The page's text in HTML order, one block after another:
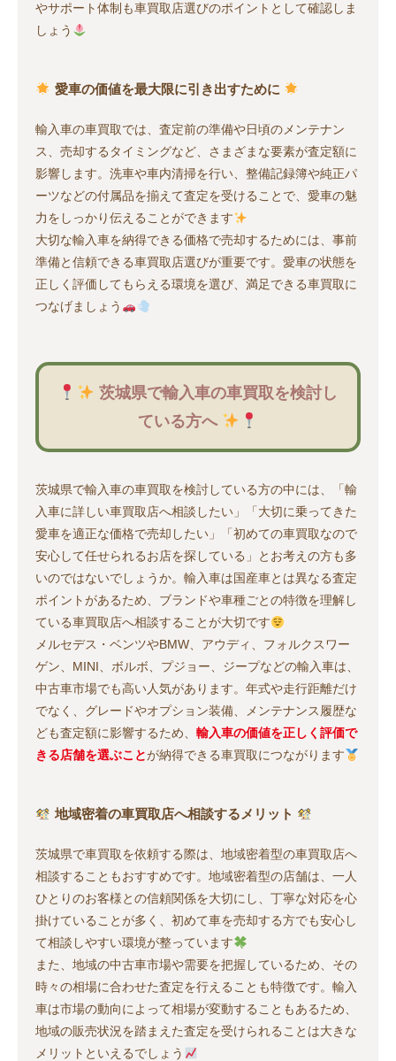
やサポート体制も車買取店選びのポイントとして確認しま
しょう
愛車の価値を最大限に引き出すために
輸入車の車買取では、査定前の準備や日頃のメンテナン
ス、売却するタイミングなど、さまざまな要素が査定額に
影響します。洗車や車内清掃を行い、整備記録簿や純正パ
ーツなどの付属品を揃えて査定を受けることで、愛車の魅
力をしっかり伝えることができます
大切な輸入車を納得できる価格で売却するためには、事前
準備と信頼できる車買取店選びが重要です。愛車の状態を
正しく評価してもらえる環境を選び、満足できる車買取に
つなげましょう
茨城県で輸入車の車買取を検討し
ている方へ
茨城県で輸入車の車買取を検討している方の中には、「輸
入車に詳しい車買取店へ相談したい」「大切に乗ってきた
愛車を適正な価格で売却したい」「初めての車買取なので
安心して任せられるお店を探している」とお考えの方も多
いのではないでしょうか。輸入車は国産車とは異なる査定
ポイントがあるため、ブランドや車種ごとの特徴を理解し
ている車買取店へ相談することが大切です
メルセデス・ベンツやBMW、アウディ、フォルクスワー
ゲン、MINI、ボルボ、プジョー、ジープなどの輸入車は、
中古車市場でも高い人気があります。年式や走行距離だけ
でなく、グレードやオプション装備、メンテナンス履歴な
ども査定額に影響するため、 輸入車の価値を正しく評価で
きる店舗を選ぶことが納得できる車買取につながります
地域密着の車買取店へ相談するメリット
茨城県で車買取を依頼する際は、地域密着型の車買取店へ
相談することもおすすめです。地域密着型の店舗は、一人
ひとりのお客様との信頼関係を大切にし、丁寧な対応を心
掛けていることが多く、初めて車を売却する方でも安心し
て相談しやすい環境が整っています
また、地域の中古車市場や需要を把握しているため、その
時々の相場に合わせた査定を行えることも特徴です。輸入
車は市場の動向によって相場が変動することもあるため、
地域の販売状況を踏まえた査定を受けられることは大きな
メリットといえるでしょう